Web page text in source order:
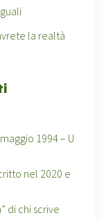
la realtà
1994 – U
nel 2020 e
di chi scrive